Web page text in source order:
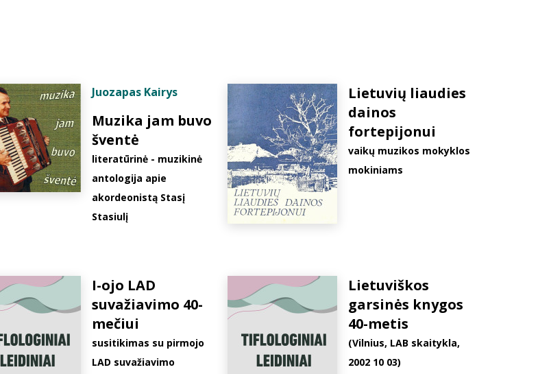
Juozapas Kairys
Muzika jam buvo
šventė
literatūrinė - muzikinė
antologija apie
akordeonistą Stasį
Stasiulį
Lietuvių liaudies
dainos
fortepijonui
vaikų muzikos mokyklos
mokiniams
I-ojo LAD
suvažiavimo 40-
mečiui
susitikimas su pirmojo
LAD suvažiavimo
Lietuviškos
garsinės knygos
40-metis
(Vilnius, LAB skaitykla,
2002 10 03)